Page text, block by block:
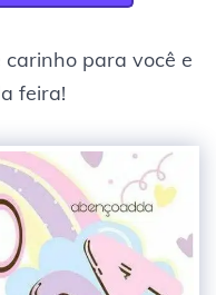
para você e
feira!